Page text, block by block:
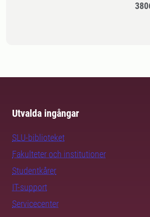
Utvalda ingångar
SLU-biblioteket
Fakulteter och institutioner
Studentkårer
IT-support
Servicecenter